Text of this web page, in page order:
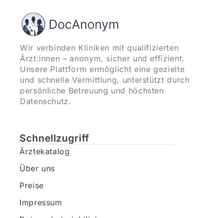
Wir verbinden Kliniken mit qualifizierten
Ärzt:innen – anonym, sicher und effizient.
Unsere Plattform ermöglicht eine gezielte
und schnelle Vermittlung, unterstützt durch
persönliche Betreuung und höchsten
Datenschutz.
Schnellzugriff
Ärztekatalog
Über uns
Preise
Impressum